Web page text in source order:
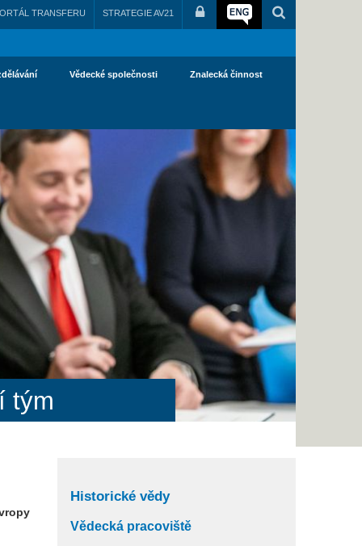
TRANSFERU STRATEGIE AV21
Vědecké společnosti Znalecká činnost
tým
Historické vědy
Vědecká pracoviště